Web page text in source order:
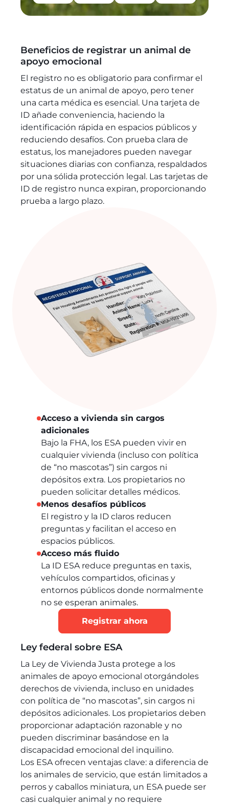
Beneficios de registrar un animal de
apoyo emocional
El registro no es obligatorio para confirmar el
estatus de un animal de apoyo, pero tener
una carta médica es esencial. Una tarjeta de
ID añade conveniencia, haciendo la
identificación rápida en espacios públicos y
reduciendo desafíos. Con prueba clara de
estatus, los manejadores pueden navegar
situaciones diarias con confianza, respaldados
por una sólida protección legal. Las tarjetas de
ID de registro nunca expiran, proporcionando
prueba a largo plazo.
Acceso a vivienda sin cargos
adicionales
Bajo la FHA, los ESA pueden vivir en
cualquier vivienda (incluso con política
de “no mascotas”) sin cargos ni
depósitos extra. Los propietarios no
pueden solicitar detalles médicos.
Menos desafíos públicos
El registro y la ID claros reducen
preguntas y facilitan el acceso en
espacios públicos.
Acceso más fluido
La ID ESA reduce preguntas en taxis,
vehículos compartidos, oficinas y
entornos públicos donde normalmente
no se esperan animales.
Registrar ahora
Ley federal sobre ESA
La Ley de Vivienda Justa protege a los
animales de apoyo emocional otorgándoles
derechos de vivienda, incluso en unidades
con política de “no mascotas”, sin cargos ni
depósitos adicionales. Los propietarios deben
proporcionar adaptación razonable y no
pueden discriminar basándose en la
discapacidad emocional del inquilino.
Los ESA ofrecen ventajas clave: a diferencia de
los animales de servicio, que están limitados a
perros y caballos miniatura, un ESA puede ser
casi cualquier animal y no requiere